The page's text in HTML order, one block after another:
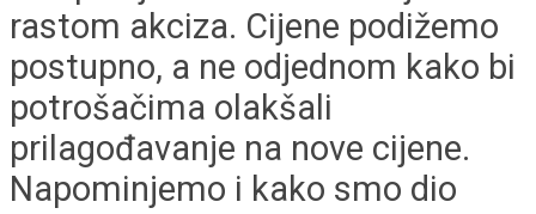
rastom akciza. Cijene podižemo
postupno, a ne odjednom kako bi
potrošačima olakšali
prilagođavanje na nove cijene.
Napominjemo i kako smo dio